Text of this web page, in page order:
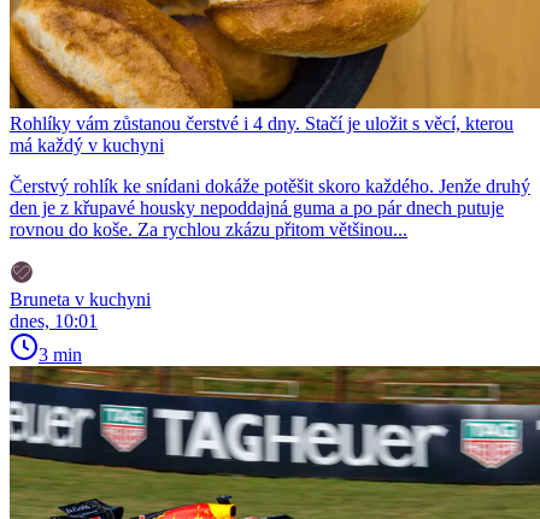
Rohlíky vám zůstanou čerstvé i 4 dny. Stačí je uložit s věcí, kterou
má každý v kuchyni
Čerstvý rohlík ke snídani dokáže potěšit skoro každého. Jenže druhý
den je z křupavé housky nepoddajná guma a po pár dnech putuje
rovnou do koše. Za rychlou zkázu přitom většinou...
Bruneta v kuchyni
dnes, 10:01
3 min